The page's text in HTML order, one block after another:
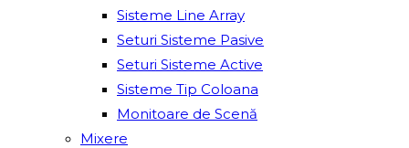
Sisteme Line Array
Seturi Sisteme Pasive
Seturi Sisteme Active
Sisteme Tip Coloana
Monitoare de Scenă
Mixere